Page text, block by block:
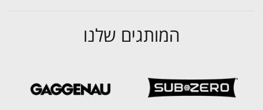
המותגים שלנו